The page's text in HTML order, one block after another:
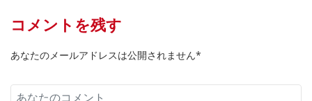
コメントを残す
あなたのメールアドレスは公開されません*